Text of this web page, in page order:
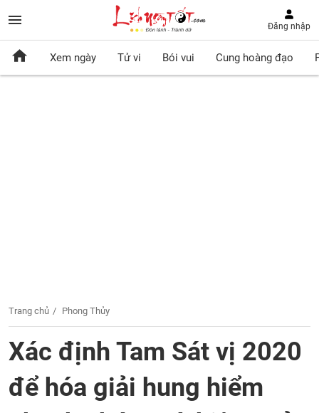
Đăng nhập
Xem ngày Tử vi Bói vui Cung hoàng đạo
Trang chủ Phong Thủy
Xác định Tam Sát vị 2020
để hóa giải hung hiểm